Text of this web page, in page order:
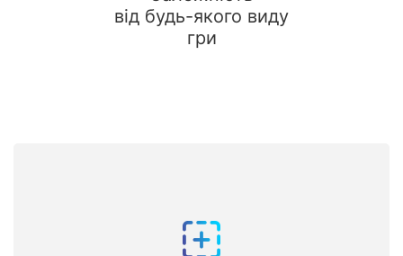
від будь-якого виду
гри